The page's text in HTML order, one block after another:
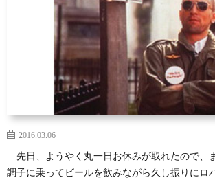
2016.03.06
先日、ようやく丸一日お休みが取れたので、
調子に乗ってビールを飲みながら久し振りにロ